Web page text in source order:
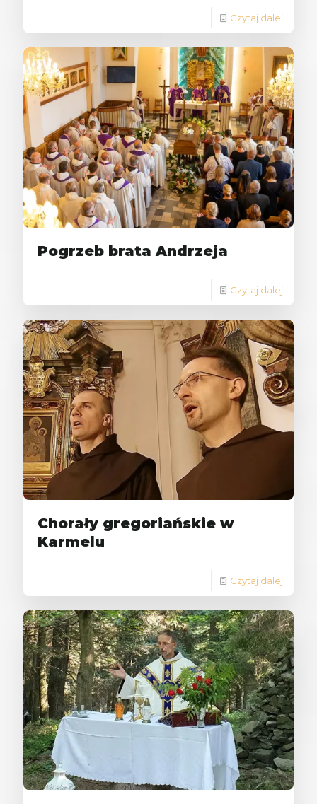
Czytaj dalej
Pogrzeb brata Andrzeja
Czytaj dalej
Chorały gregoriańskie w
Karmelu
Czytaj dalej